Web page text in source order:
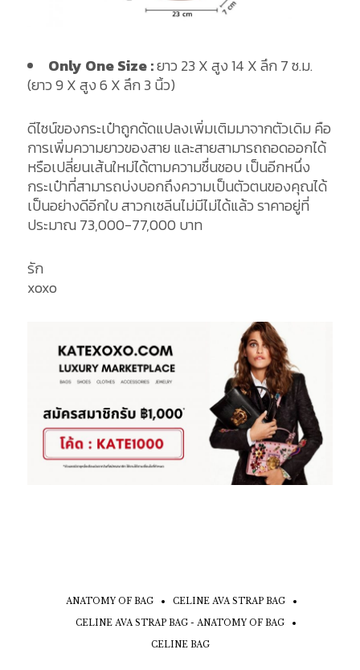
Only One Size :ยาว 23 X สูง 14 X ลึก 7 ซ.ม.
(ยาว 9 X สูง 6 X ลึก 3 นิ้ว)
ดีไซน์ของกระเป๋าถูกดัดแปลงเพิ่มเติมมาจากตัวเดิม คือ
การเพิ่มความยาวของสาย และสายสามารถถอดออกได้
หรือเปลี่ยนเส้นใหม่ได้ตามความชื่นชอบ เป็นอีกหนึ่ง
กระเป๋าที่สามารถบ่งบอกถึงความเป็นตัวตนของคุณได้
เป็นอย่างดีอีกใบ สาวกเซลีนไม่มีไม่ได้แล้ว ราคาอยู่ที่
ประมาณ 73,000-77,000 บาท
รัก
xoxo
ANATOMY OF BAG CELINE AVA STRAP BAG
CELINE AVA STRAP BAG - ANATOMY OF BAG
CELINE BAG